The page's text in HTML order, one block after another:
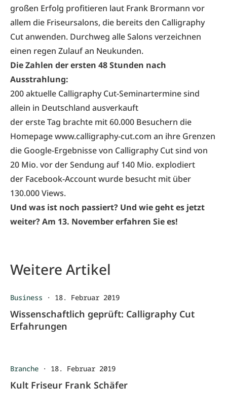
großen Erfolg profitieren laut Frank Brormann vor
allem die Friseursalons, die bereits den Calligraphy
Cut anwenden. Durchweg alle Salons verzeichnen
einen regen Zulauf an Neukunden.
Die Zahlen der ersten 48 Stunden nach
Ausstrahlung:
200 aktuelle Calligraphy Cut-Seminartermine sind
allein in Deutschland ausverkauft
der erste Tag brachte mit 60.000 Besuchern die
Homepage www.calligraphy-cut.com an ihre Grenzen
die Google-Ergebnisse von Calligraphy Cut sind von
20 Mio. vor der Sendung auf 140 Mio. explodiert
der Facebook-Account wurde besucht mit über
130.000 Views.
Und was ist noch passiert? Und wie geht es jetzt
weiter? Am 13. November erfahren Sie es!
Weitere Artikel
Business · 18. Februar 2019
Wissenschaftlich geprüft: Calligraphy Cut
Erfahrungen
Branche · 18. Februar 2019
Kult Friseur Frank Schäfer